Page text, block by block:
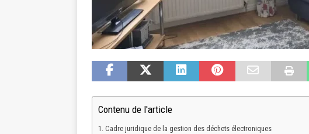
Contenu de l'article
Cadre juridique de la gestion des déchets électroniques